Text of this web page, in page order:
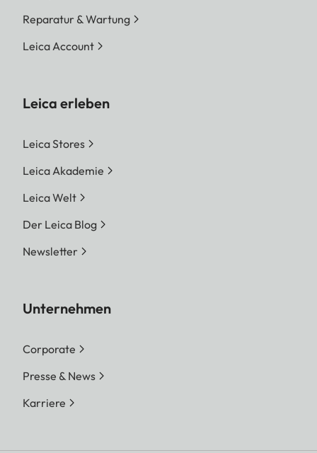
Reparatur & Wartung
Leica Account
Leica erleben
Leica Stores
Leica Akademie
Leica Welt
Der Leica Blog
Newsletter
Unternehmen
Corporate
Presse & News
Karriere